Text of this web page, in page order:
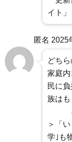
イト」
匿名 2025
どちら
家庭
民に
族はも
＞「
学｣も